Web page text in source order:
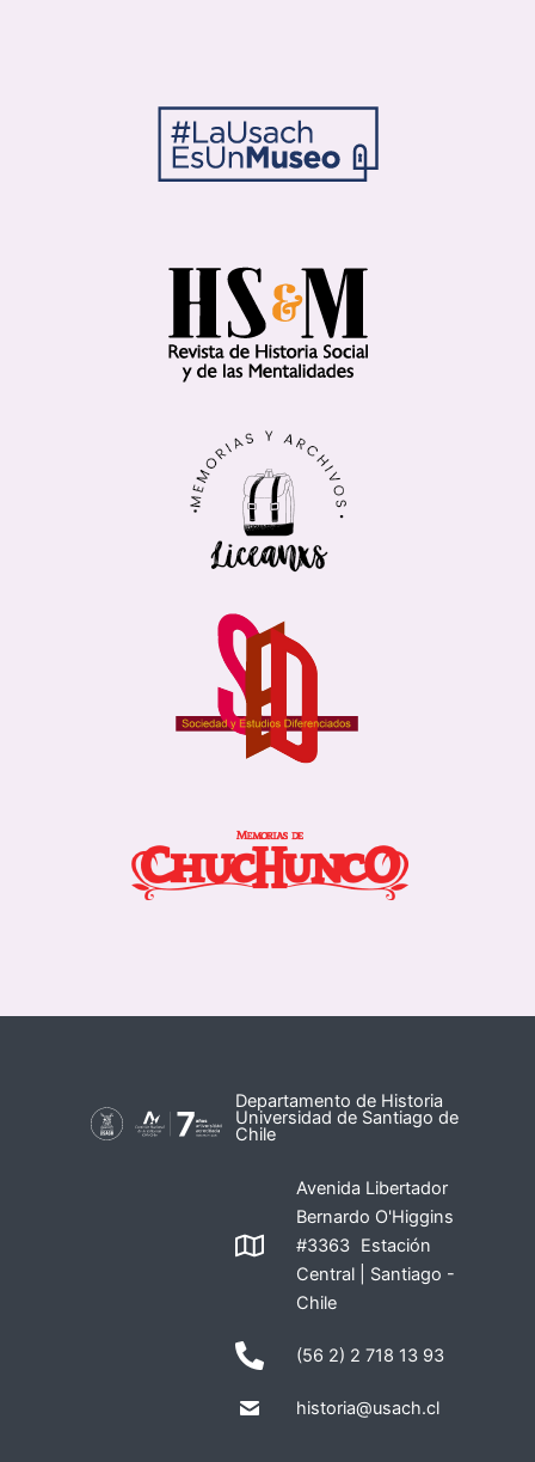
Departamento de Historia
Universidad de Santiago de
Chile
Avenida Libertador
Bernardo O'Higgins
#3363 Estación
Central | Santiago -
Chile
(56 2) 2 718 13 93
historia@usach.cl